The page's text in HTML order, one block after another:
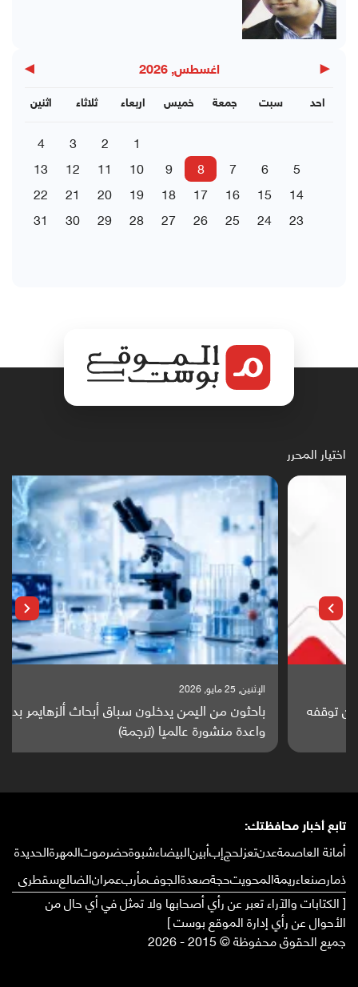
◀ اغسطس, 2026 ▶
اثنين ثلاثاء اربعاء خميس جمعة سبت احد
1
2
3
4
5
6
7
8
9
10
11
12
13
14
15
16
17
18
19
20
21
22
23
24
25
26
27
28
29
30
31
اختيار المحرر
باحثون من اليمن يدخلون سباق أبحاث ألزهايمر بدراسة
واعدة منشورة عالميا (ترجمة)
تابع أخبار محافظتك:
أمانة العاصمةعدنتعزلحجإبأبينالبيضاءشبوةحضرموتالمهرةالحديدة
ذمارصنعاءريمةالمحويتحجةصعدةالجوفمأربعمرانالضالعسقطرى
[ الكتابات والآراء تعبر عن رأي أصحابها ولا تمثل في أي حال من
الأحوال عن رأي إدارة الموقع بوست ]
جميع الحقوق محفوظة © 2015 - 2026